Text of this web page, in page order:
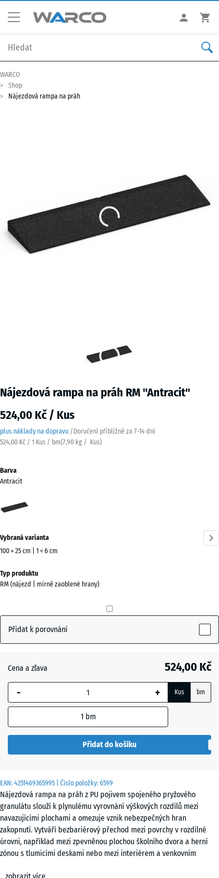
WARCO
Shop
Nájezdová rampa na práh
Nájezdová rampa na práh RM "Antracit"
524,00 Kč / Kus
plus náklady na dopravu /Doručení přibližně za 7-14 dní
524,00 Kč / 1 Kus / bm(7,90 kg / Kus)
EAN:4251469365995 | Číslo položky:6599
Nájezdová rampa na práh z PU pojivem spojeného pryžového
granulátu slouží k plynulému vyrovnání výškových rozdílů mezi
navazujícími plochami a omezuje vznik nebezpečných hran
zakopnutí. Vytváří bezbariérový přechod mezi povrchy v rozdílné
úrovni, například mezi zpevněnou plochou školního dvora a herní
zónou s tlumicími deskami nebo mezi interiérem a venkovním
Barva
Antracit
Vybraná varianta
100 × 25 cm | 1 < 6 cm
pro
dopravu
x
250
Vybraný
rozměr s
modrým
se používá
produktu
uvedeno
jinak).
100
×
25
Typ produktu
RM (nájezd | mírně zaoblené hrany)
Přidat k porovnání
Cena a zľava 524,00 Kč
- + Kus bm
1 bm
Přidat do košíku